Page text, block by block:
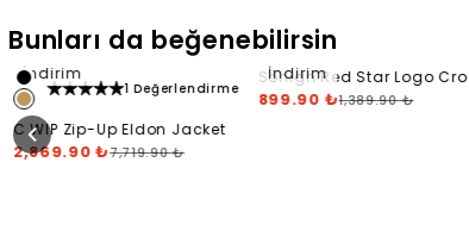
Bunları da beğenebilirsin
İndirim
1 Değerlendirme
C.WIP Zip-Up Eldon Jacket
2,869.90 ₺7,719.90 ₺
İndirim
Sohigh Red Star Logo
Hoodie
899.90 ₺1,389.90 ₺